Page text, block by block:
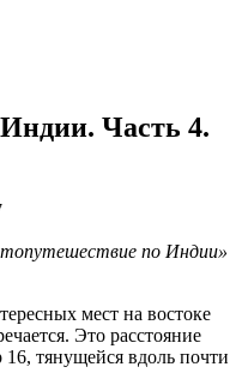
Часть 4.
по Индии»
мест на востоке
Это расстояние
тянущейся вдоль почти